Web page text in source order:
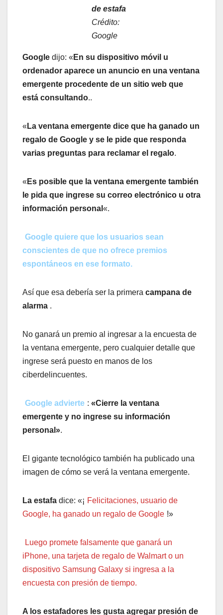
de estafa
Crédito:
Google
Google dijo: « En su dispositivo móvil u
ordenador aparece un anuncio en una ventana
emergente procedente de un sitio web que
está consultando..
« La ventana emergente dice que ha ganado un
regalo de Google y se le pide que responda
varias preguntas para reclamar el regalo.
« Es posible que la ventana emergente también
le pida que ingrese su correo electrónico u otra
información personal «.
Google quiere que los usuarios sean
conscientes de que no ofrece premios
espontáneos en ese formato.
Así que esa debería ser la primera campana de
alarma .
No ganará un premio al ingresar a la encuesta de
la ventana emergente, pero cualquier detalle que
ingrese será puesto en manos de los
ciberdelincuentes.
Google advierte : «Cierre la ventana
emergente y no ingrese su información
personal».
El gigante tecnológico también ha publicado una
imagen de cómo se verá la ventana emergente.
La estafa dice: «¡ Felicitaciones, usuario de
Google, ha ganado un regalo de Google !»
Luego promete falsamente que ganará un
iPhone, una tarjeta de regalo de Walmart o un
dispositivo Samsung Galaxy si ingresa a la
encuesta con presión de tiempo.
A los estafadores les gusta agregar presión de